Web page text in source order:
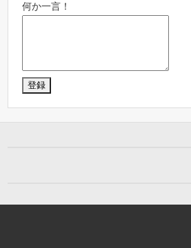
何か一言！